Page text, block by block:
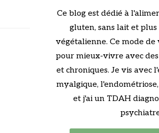
Ce blog est dédié à
gluten, sans lait et
végétalienne. Ce mode de
pour mieux-vivre avec
et chroniques. Je vis avec
myalgique,
et j'ai un TDAH